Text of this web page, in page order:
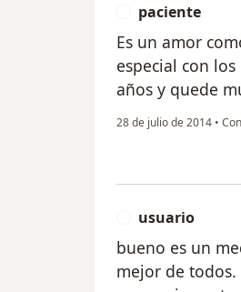
paciente
Es un amor
especial con
años y quede
28 de julio de 2014 •
usuario
bueno es un
mejor de